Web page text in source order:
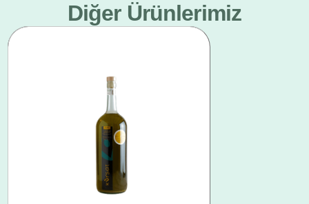
Diğer Ürünlerimiz